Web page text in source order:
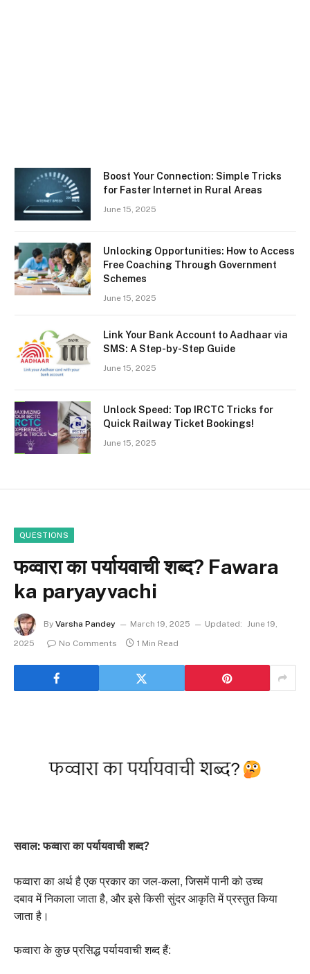
Boost Your Connection: Simple Tricks
for Faster Internet in Rural Areas
June 15, 2025
Unlocking Opportunities: How to Access
Free Coaching Through Government
Schemes
June 15, 2025
Link Your Bank Account to Aadhaar via
SMS: A Step-by-Step Guide
June 15, 2025
Unlock Speed: Top IRCTC Tricks for
Quick Railway Ticket Bookings!
June 15, 2025
QUESTIONS
फव्वारा का पर्यायवाची शब्द? Fawara
ka paryayvachi
By Varsha Pandey March 19, 2025 Updated: June 19,
2025
No Comments 1 Min Read
सवाल: फव्वारा का पर्यायवाची शब्द?
फव्वारा का अर्थ है एक प्रकार का जल-कला, जिसमें पानी को उच्च
दबाव में निकाला जाता है, और इसे किसी सुंदर आकृति में प्रस्तुत किया
जाता है।
फव्वारा के कुछ प्रसिद्ध पर्यायवाची शब्द हैं: